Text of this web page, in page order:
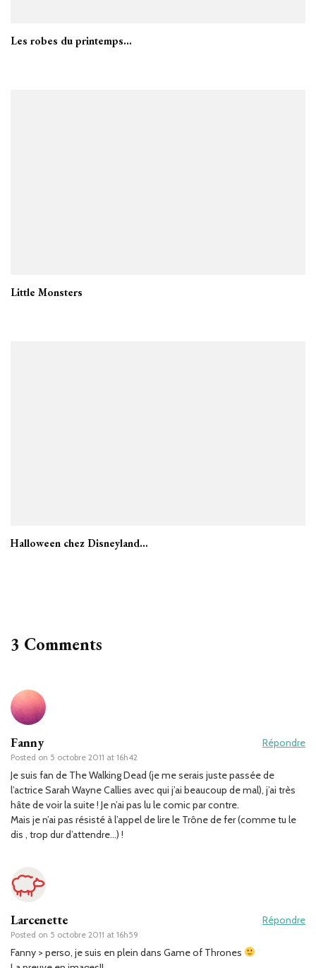
Les robes du printemps…
Little Monsters
Halloween chez Disneyland…
3 Comments
Fanny
Posted on 5 octobre 2011 at 16h42
Répondre
Je suis fan de The Walking Dead (je me serais juste passée de
l’actrice Sarah Wayne Callies avec qui j’ai beaucoup de mal), j’ai très
hâte de voir la suite ! Je n’ai pas lu le comic par contre.
Mais je n’ai pas résisté à l’appel de lire le Trône de fer (comme tu le
dis , trop dur d’attendre…) !
Larcenette
Posted on 5 octobre 2011 at 16h59
Répondre
Fanny > perso, je suis en plein dans Game of Thrones